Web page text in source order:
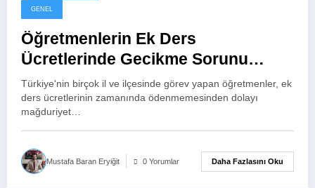
8 Haziran 2026
GENEL
Öğretmenlerin Ek Ders
Ücretlerinde Gecikme Sorunu
Büyüyor: Çözüm Bekleyen Kronik
Problem
Türkiye'nin birçok il ve ilçesinde görev yapan öğretmenler, ek
ders ücretlerinin zamanında ödenmemesinden dolayı
mağduriyet…
Mustafa Baran Eryiğit 0 Yorumlar Daha Fazlasını Oku